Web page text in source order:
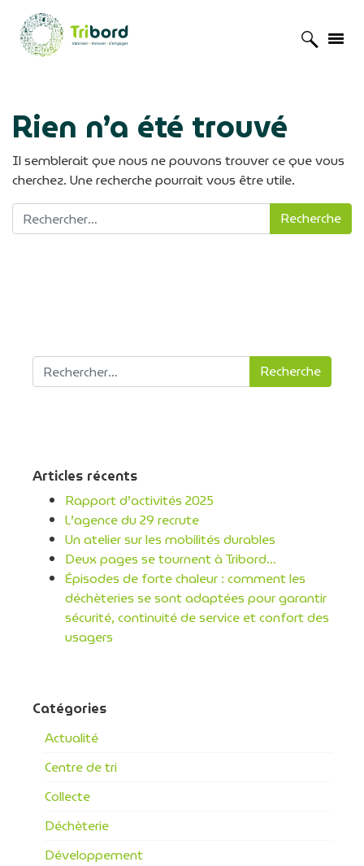
Accueil»
Rien n’a été trouvé
Il semblerait que nous ne pouvons trouver ce que vous
cherchez. Une recherche pourrait vous être utile.
Recherche pour :
Recherche pour :
Articles récents
Rapport d’activités 2025
L’agence du 29 recrute
Un atelier sur les mobilités durables
Deux pages se tournent à Tribord…
Épisodes de forte chaleur : comment les
déchèteries se sont adaptées pour garantir
sécurité, continuité de service et confort des
usagers
Catégories
Actualité
Centre de tri
Collecte
Déchèterie
Développement